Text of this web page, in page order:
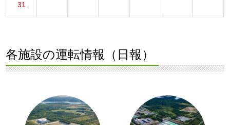
31
各施設の運転情報（日報）